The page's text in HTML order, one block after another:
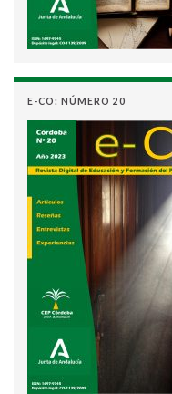
E-CO: NÚMERO 20